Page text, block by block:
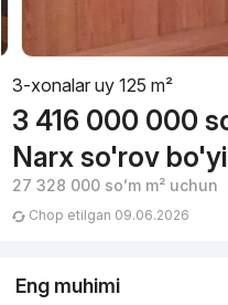
3-xonalar uy 125 m²
3 416 000 000
Narx so'rov
27 328 000 soʻmm² uchun
Chop etilgan 09.06.2026
Eng muhimi